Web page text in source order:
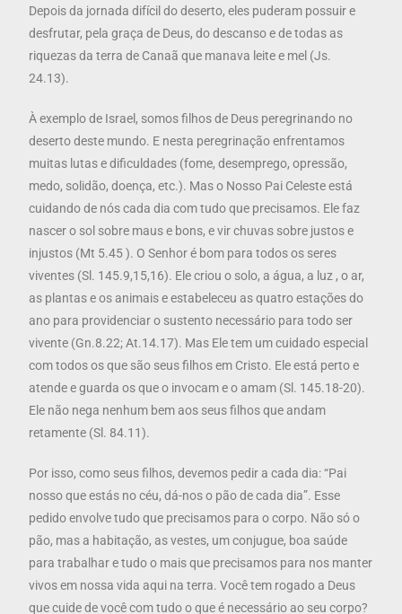
Depois da jornada difícil do deserto, eles puderam possuir e
desfrutar, pela graça de Deus, do descanso e de todas as
riquezas da terra de Canaã que manava leite e mel (Js.
24.13).
À exemplo de Israel, somos filhos de Deus peregrinando no
deserto deste mundo. E nesta peregrinação enfrentamos
muitas lutas e dificuldades (fome, desemprego, opressão,
medo, solidão, doença, etc.). Mas o Nosso Pai Celeste está
cuidando de nós cada dia com tudo que precisamos. Ele faz
nascer o sol sobre maus e bons, e vir chuvas sobre justos e
injustos (Mt 5.45 ). O Senhor é bom para todos os seres
viventes (Sl. 145.9,15,16). Ele criou o solo, a água, a luz , o ar,
as plantas e os animais e estabeleceu as quatro estações do
ano para providenciar o sustento necessário para todo ser
vivente (Gn.8.22; At.14.17). Mas Ele tem um cuidado especial
com todos os que são seus filhos em Cristo. Ele está perto e
atende e guarda os que o invocam e o amam (Sl. 145.18-20).
Ele não nega nenhum bem aos seus filhos que andam
retamente (Sl. 84.11).
Por isso, como seus filhos, devemos pedir a cada dia: “Pai
nosso que estás no céu, dá-nos o pão de cada dia”. Esse
pedido envolve tudo que precisamos para o corpo. Não só o
pão, mas a habitação, as vestes, um conjugue, boa saúde
para trabalhar e tudo o mais que precisamos para nos manter
vivos em nossa vida aqui na terra. Você tem rogado a Deus
que cuide de você com tudo o que é necessário ao seu corpo?